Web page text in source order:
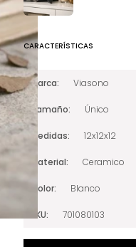
CARACTERÍSTICAS
Marca Viasono
Tamaño Único
Medidas 12x12x12
Material Ceramico
Color Blanco
SKU 701080103